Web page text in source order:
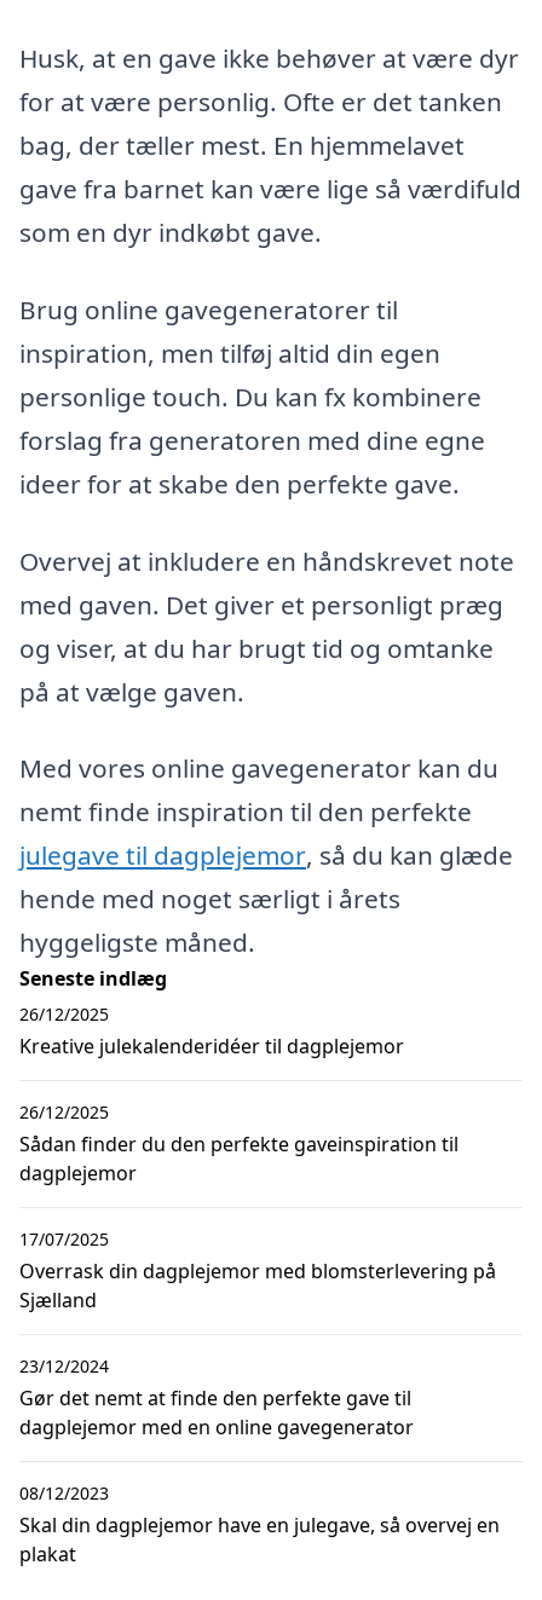
Husk, at en gave ikke behøver at være dyr
for at være personlig. Ofte er det tanken
bag, der tæller mest. En hjemmelavet
gave fra barnet kan være lige så værdifuld
som en dyr indkøbt gave.
Brug online gavegeneratorer til
inspiration, men tilføj altid din egen
personlige touch. Du kan fx kombinere
forslag fra generatoren med dine egne
ideer for at skabe den perfekte gave.
Overvej at inkludere en håndskrevet note
med gaven. Det giver et personligt præg
og viser, at du har brugt tid og omtanke
på at vælge gaven.
Med vores online gavegenerator kan du
nemt finde inspiration til den perfekte
julegave til dagplejemor, så du kan glæde
hende med noget særligt i årets
hyggeligste måned.
Seneste indlæg
Kreative julekalenderidéer til dagplejemor
26/12/2025
Sådan finder du den perfekte gaveinspiration til
dagplejemor
26/12/2025
Overrask din dagplejemor med blomsterlevering på
Sjælland
17/07/2025
Gør det nemt at finde den perfekte gave til
dagplejemor med en online gavegenerator
23/12/2024
Skal din dagplejemor have en julegave, så overvej en
plakat
08/12/2023